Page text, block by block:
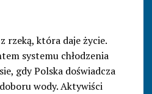
rzeką, która daje życie.
systemu chłodzenia
gdy Polska doświadcza
wody. Aktywiści